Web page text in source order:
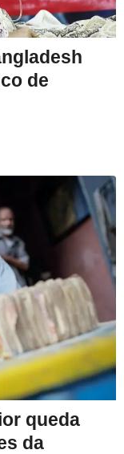
de
queda
da